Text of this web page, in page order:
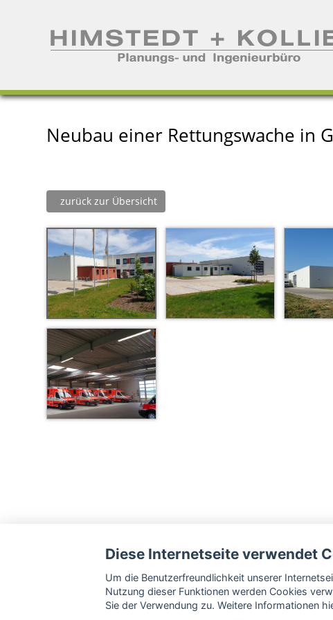
Neubau einer Rettungswache in
zurück zur Übersicht
Diese Internetseite verwendet
Um die Benutzerfreundlichkeit unserer
Nutzung dieser Funktionen werden Cookies
Sie der Verwendung zu. Weitere Informationen